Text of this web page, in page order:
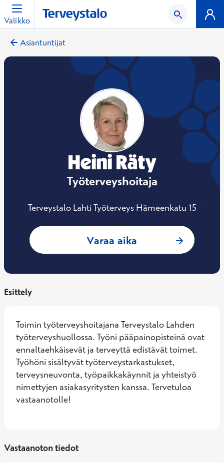
Valikko
Asiantuntijat
Heini Räty
Työterveyshoitaja
Terveystalo Lahti Työterveys Hämeenkatu 15
Varaa aika : Heini Räty,
Esittely
Toimin työterveyshoitajana Terveystalo Lahden
työterveyshuollossa. Työni pääpainopisteinä ovat
ennaltaehkäisevät ja terveyttä edistävät toimet.
Työhöni sisältyvät työterveystarkastukset,
terveysneuvonta, työpaikkakäynnit ja yhteistyö
nimettyjen asiakasyritysten kanssa. Tervetuloa
vastaanotolle!
Vastaanoton tiedot